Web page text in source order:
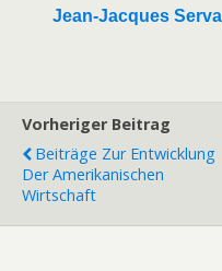
Jean-Jacques
Vorheriger Beitrag
Beiträge Zur Entwicklung
Der Amerikanischen
Wirtschaft